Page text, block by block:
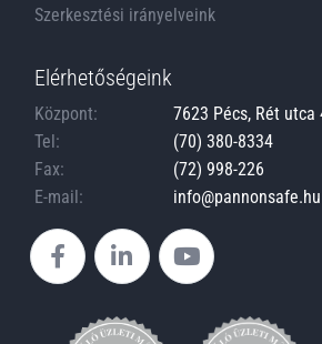
Szerkesztési irányelveink
Elérhetőségeink
Központ:
7623 Pécs, Rét utca
Tel:
(70) 380-8334
Fax:
(72) 998-226
E-mail:
info@pannonsafe.hu